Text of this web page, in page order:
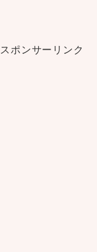
スポンサーリンク